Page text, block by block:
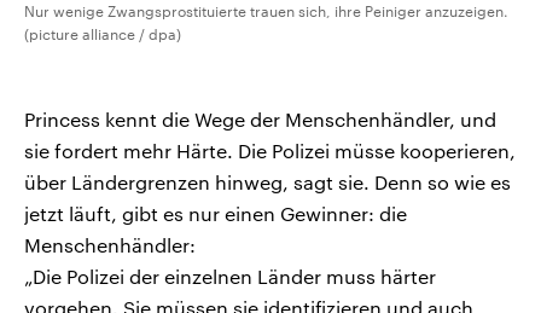
Nur wenige Zwangsprostituierte trauen sich, ihre Peiniger anzuzeigen.
(picture alliance / dpa)
Princess kennt die Wege der Menschenhändler, und
sie fordert mehr Härte. Die Polizei müsse kooperieren,
über Ländergrenzen hinweg, sagt sie. Denn so wie es
jetzt läuft, gibt es nur einen Gewinner: die
Menschenhändler:
„Die Polizei der einzelnen Länder muss härter
vorgehen. Sie müssen sie identifizieren und auch